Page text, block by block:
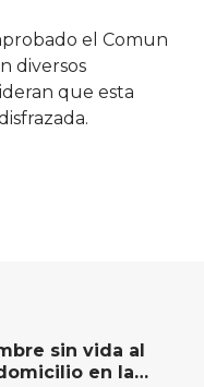
el Comun
diversos
que esta
sin vida al
en la